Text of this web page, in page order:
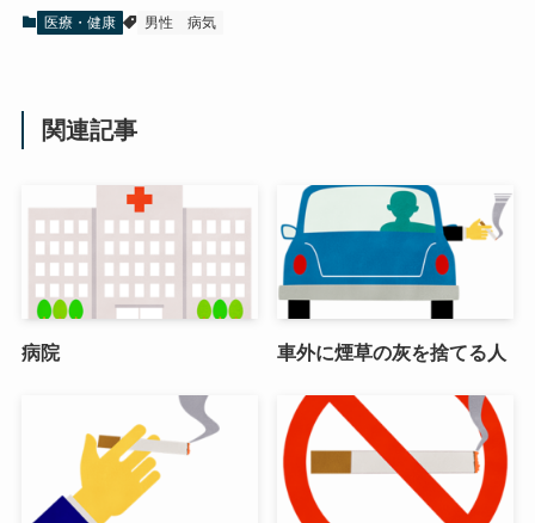
医療・健康 男性 病気
関連記事
病院 車外に煙草の灰を捨てる人